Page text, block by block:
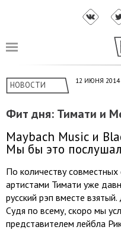
НОВОСТИ 12 ИЮНЯ 2014
Фит дня: Тимати и
Maybach Music и
Мы бы это
По количеству
артистами Тимати уже
русский рэп вместе
Судя по всему, скоро мы
представителем лейбла